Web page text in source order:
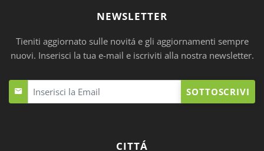
NEWSLETTER
Tieniti aggiornato sulle novitá e gli aggiornamenti sempre
nuovi. Inserisci la tua e-mail e iscriviti alla nostra newsletter.
SOTTOSCRIVI
CITTÁ